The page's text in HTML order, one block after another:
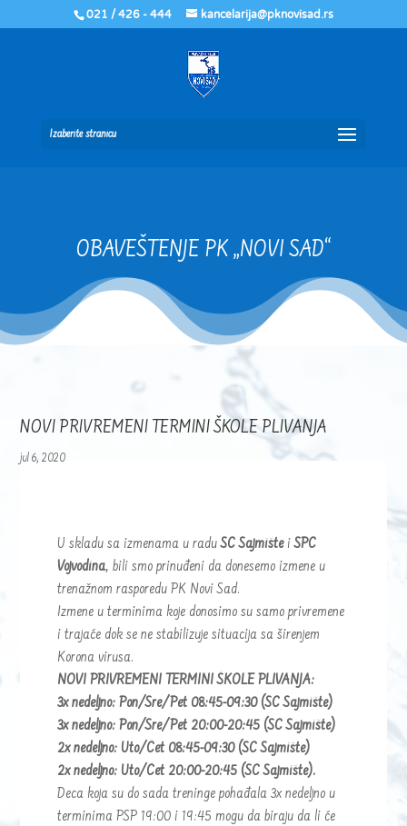
021 / 426 - 444 kancelarija@pknovisad.rs
Izaberite stranicu
OBAVEŠTENJE PK „NOVI SAD“
NOVI PRIVREMENI TERMINI ŠKOLE PLIVANJA
jul 6, 2020
U skladu sa izmenama u raduSC SajmišteiSPC
Vojvodina, bili smo prinuđeni da donesemo izmene u
trenažnom rasporedu PK Novi Sad.
Izmene u terminima koje donosimo su samo privremene
i trajaće dok se ne stabilizuje situacija sa širenjem
Korona virusa.
NOVI PRIVREMENI TERMINI ŠKOLE PLIVANJA:
3x nedeljno: Pon/Sre/Pet 08:45-09:30 (SC Sajmište)
3x nedeljno: Pon/Sre/Pet 20:00-20:45 (SC Sajmište)
2x nedeljno: Uto/Čet 08:45-09:30 (SC Sajmište)
2x nedeljno: Uto/Čet 20:00-20:45 (SC Sajmište).
Deca koja su do sada treninge pohađala 3x nedeljno u
terminima PSP 19:00 i 19:45 mogu da biraju da li će